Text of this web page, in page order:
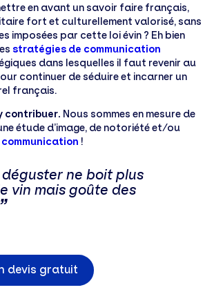
en avant un savoir faire français,
fort et culturellement valorisé, sans
imposées par cette loi évin ? Eh bien
stratégies de communication
dans lesquelles il faut revenir au
continuer de séduire et incarner un
français.
contribuer. Nous sommes en mesure de
étude d’image, de notoriété et/ou
!
ne boit plus
vin mais goûte des
devis gratuit